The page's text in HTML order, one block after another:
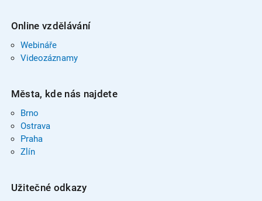
Online vzdělávání
Webináře
Videozáznamy
Města, kde nás najdete
Brno
Ostrava
Praha
Zlín
Užitečné odkazy